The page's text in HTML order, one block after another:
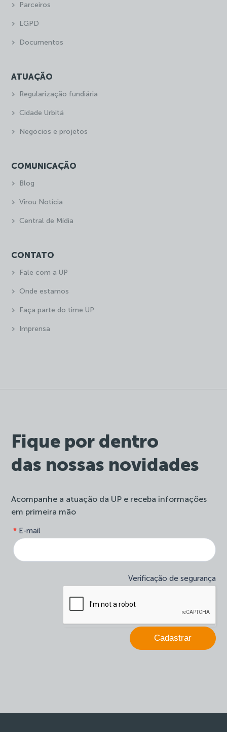
Fique por dentro
das nossas novidades
Acompanhe a atuação da UP e receba informações
em primeira mão
site-
newsletter
E-mail
*
Verificação de segurança
Cadastrar
você
é
humano,
este
campo
branco.
Parceiros
LGPD
Documentos
ATUAÇÃO
Regularização fundiária
Cidade Urbitá
Negócios e projetos
COMUNICAÇÃO
Blog
Virou Notícia
Central de Mídia
CONTATO
Fale com a UP
Onde estamos
Faça parte do time UP
Imprensa